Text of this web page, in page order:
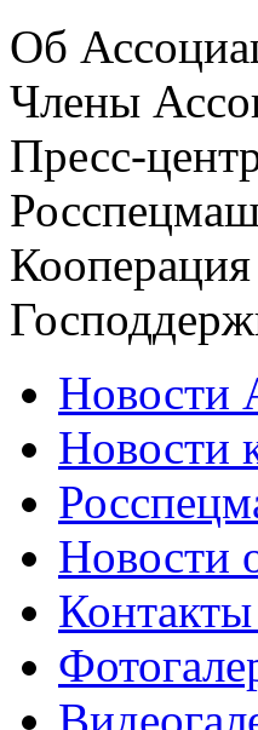
Об
Члены
Пресс-
Кооперация
Новости
Новости
Новости